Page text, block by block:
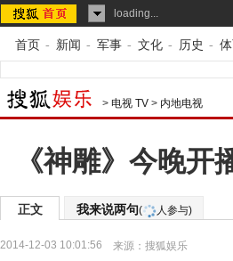
loading...
首页 - 新闻 - 军事 - 文化 - 历史 -
> 电视 TV > 内地电视
《神雕》今晚
正文 我来说两句( 人参与)
2014-12-03 10:01:56 来源： 搜狐娱乐